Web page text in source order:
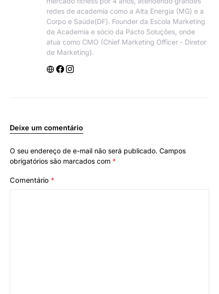
redes de academia como a Alta Energia (MG) e a
Corpo e Saúde(DF). Founder da Escola Marketing
de Academia e sócio da Pacto Soluções, onde
atua como CMO (Chief Marketing Officer - Diretor
de Marketing).
Deixe um comentário
O seu endereço de e-mail não será publicado. Campos
obrigatórios são marcados com *
Comentário *